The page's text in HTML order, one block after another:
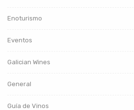
Enoturismo
Eventos
Galician Wines
General
Guía de Vinos